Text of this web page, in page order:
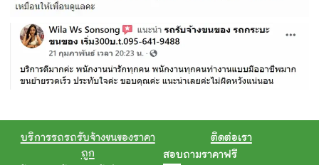
บริการรถรถรับจ้างขนของราคา
ถูก
ติดต่อเรา
สอบถามราคาฟรี